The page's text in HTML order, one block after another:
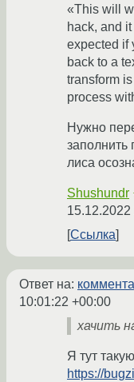
«This will
hack, and
expected if
back to a
transform
process
Нужно
лиса
Shushundr
Ссылка
Ответ на:
10:01:22 +00:00
хачить
Я тут
https://